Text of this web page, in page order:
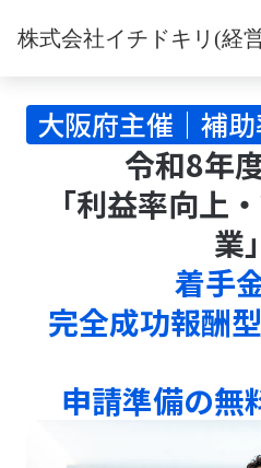
株式会社イチドキリ(経
大阪府主催｜補
万
令和8年
「利益率向上
業」
着手
完全成功報酬
申請準備の無